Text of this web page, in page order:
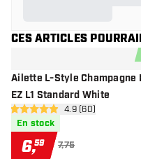
CES ARTICLES
Ailette L-Style Champagne
EZ L1 Standard White
ouvrir le panneau
4.9 étoiles de notation
4.9 (60)
En stock
6,59 7,75